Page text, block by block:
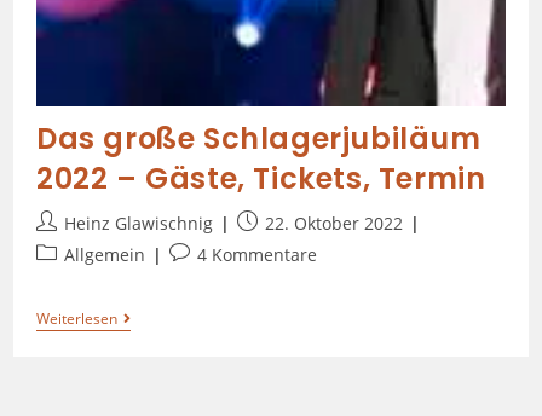
Das große Schlagerjubiläum
2022 – Gäste, Tickets, Termin
Heinz Glawischnig
22. Oktober 2022
Allgemein
4 Kommentare
Weiterlesen